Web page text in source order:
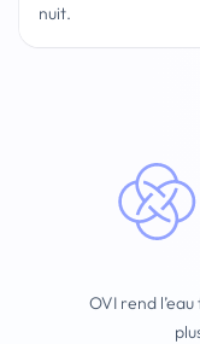
nuit.
OVI rend